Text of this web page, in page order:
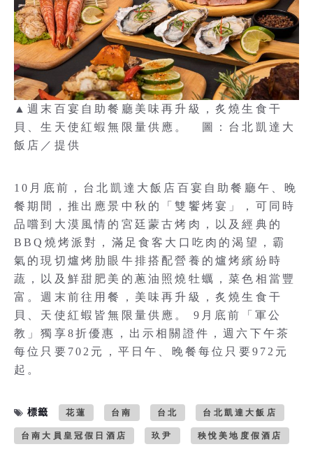
▲週末百宴自助餐廳美味再升級，炙燒生食干
貝、生天使紅蝦無限量供應。 圖：台北凱達大
飯店／提供
10月底前，台北凱達大飯店百宴自助餐廳午、晚
餐期間，推出應景中秋的「雙饗烤宴」，可同時
品嚐到大漠風情的宮廷蒙古烤肉，以及經典的
BBQ燒烤派對，滿足食客大口吃肉的渴望，霸
氣的現切爐烤肋眼牛排搭配營養的爐烤繽紛時
蔬，以及鮮甜肥美的蔥油照燒牡蠣，菜色相當豐
富。週末前往用餐，美味再升級，炙燒生食干
貝、天使紅蝦皆無限量供應。 9月底前「軍公
教」獨享8折優惠，出示相關證件，週六下午茶
每位只要702元，平日午、晚餐每位只要972元
起。
標籤 花蓮 台南 台北 台北凱達大飯店
台南大員皇冠假日酒店 玖尹 秧悅美地度假酒店